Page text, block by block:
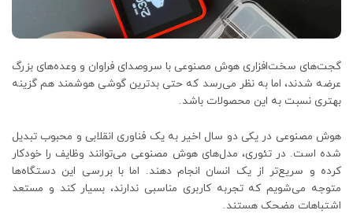
گجت‌های سخت‌افزاری هوش مصنوعی با سروصدای فراوان و وعده‌های بزرگ
عرضه شدند، اما به نظر می‌رسد که حتی بدترین گوشی هوشمند هم گزینه
بهتری نسبت به این محصولات باشد.
هوش مصنوعی در یکی دو سال اخیر به یک فناوری انقلابی و محبوب تبدیل
شده است. در تئوری، مدل‌های هوش مصنوعی می‌توانند وظایف را خودکار
کرده و سریع‌تر از یک انسان انجام دهند. اما با بررسی این دستگاه‌ها
متوجه می‌شویم که تجربه کاربری مناسبی ندارند، بسیار کند و مستعد
اشتباهات مضحک هستند.